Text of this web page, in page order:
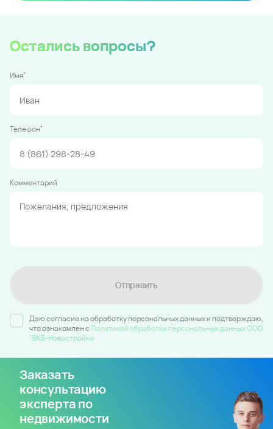
Остались вопросы?
Имя*
Телефон*
Комментарий
Отправить
Даю согласие на обработку персональных данных и подтверждаю,
что ознакомлен c Политикой обработки персональных данных ООО
"ВКБ-Новостройки
Заказать
консультацию
эксперта по
недвижимости